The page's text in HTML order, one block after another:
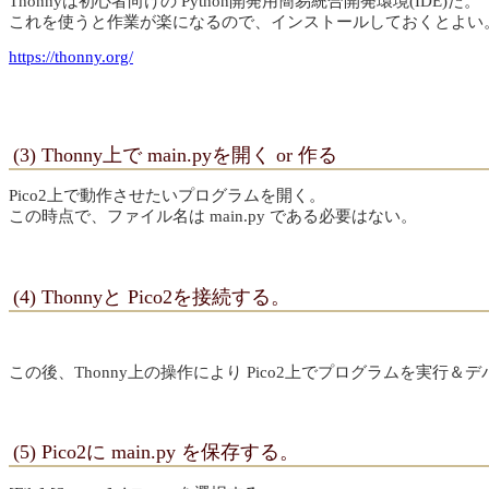
これを使うと作業が楽になるので、インストールしておくとよい
https://thonny.org/
(3) Thonny上で main.pyを開く or 作る
Pico2上で動作させたいプログラムを開く。
この時点で、ファイル名は main.py である必要はない。
(4) Thonnyと Pico2を接続する。
この後、Thonny上の操作により Pico2上でプログラムを実行＆デ
(5) Pico2に main.py を保存する。